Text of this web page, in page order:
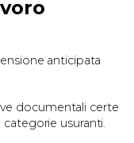
anticipata
documentali certe
usuranti.